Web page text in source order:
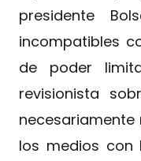
presidente
incompatibles
de poder
revisionista
los medios con